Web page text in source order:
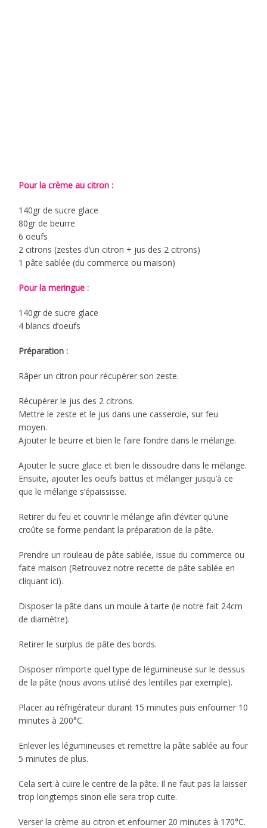
Pour la crème au citron :
140gr de sucre glace
80gr de beurre
6 oeufs
2 citrons (zestes d’un citron + jus des 2 citrons)
1 pâte sablée (du commerce ou maison)
Pour la meringue :
140gr de sucre glace
4 blancs d’oeufs
Préparation :
Râper un citron pour récupérer son zeste.
Récupérer le jus des 2 citrons.
Mettre le zeste et le jus dans une casserole, sur feu
moyen.
Ajouter le beurre et bien le faire fondre dans le mélange.
Ajouter le sucre glace et bien le dissoudre dans le mélange.
Ensuite, ajouter les oeufs battus et mélanger jusqu’à ce
que le mélange s’épaississe.
Retirer du feu et couvrir le mélange afin d’éviter qu’une
croûte se forme pendant la préparation de la pâte.
Prendre un rouleau de pâte sablée, issue du commerce ou
faite maison (Retrouvez notre recette de pâte sablée en
cliquant ici).
Disposer la pâte dans un moule à tarte (le notre fait 24cm
de diamètre).
Retirer le surplus de pâte des bords.
Disposer n’importe quel type de légumineuse sur le dessus
de la pâte (nous avons utilisé des lentilles par exemple).
Placer au réfrigérateur durant 15 minutes puis enfourner 10
minutes à 200°C.
Enlever les légumineuses et remettre la pâte sablée au four
5 minutes de plus.
Cela sert à cuire le centre de la pâte. Il ne faut pas la laisser
trop longtemps sinon elle sera trop cuite.
Verser la crème au citron et enfourner 20 minutes à 170°C.